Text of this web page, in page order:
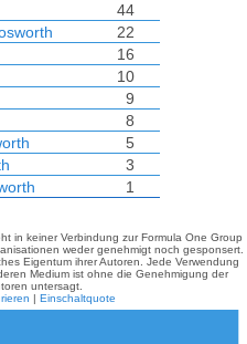
44
22
16
10
9
8
5
3
1
in keiner Verbindung zur Formula One Group
weder genehmigt noch gesponsert.
Eigentum ihrer Autoren. Jede Verwendung
Medium ist ohne die Genehmigung der
untersagt.
| Einschaltquote